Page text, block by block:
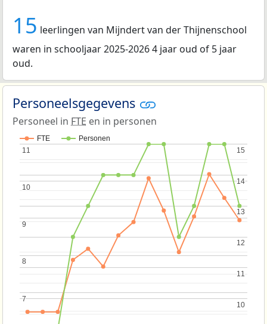
15 leerlingen van Mijndert van der Thijnenschool
waren in schooljaar 2025-2026 4 jaar oud of 5 jaar
oud.
Personeelsgegevens
Personeel in FTE en in personen
FTE Personen
7
7
8
8
9
9
10
10
11
11
10
10
11
11
12
12
13
13
14
14
15
15